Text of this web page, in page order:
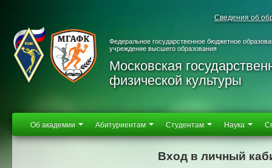
Сведения об
Федеральное государственное бюджетное
учреждение высшего образования
Московская
физической культуры
Об академии Абитуриентам Студентам Наука
Вход в личный